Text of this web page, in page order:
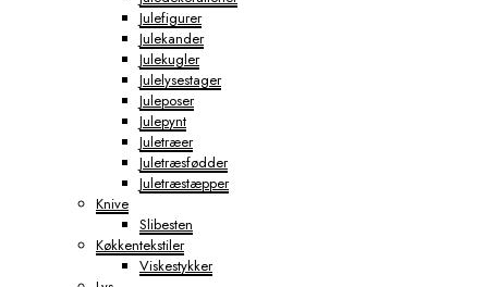
Julefigurer
Julekander
Julekugler
Julelysestager
Juleposer
Julepynt
Juletræer
Juletræsfødder
Juletræstæpper
Knive
Slibesten
Køkkentekstiler
Viskestykker